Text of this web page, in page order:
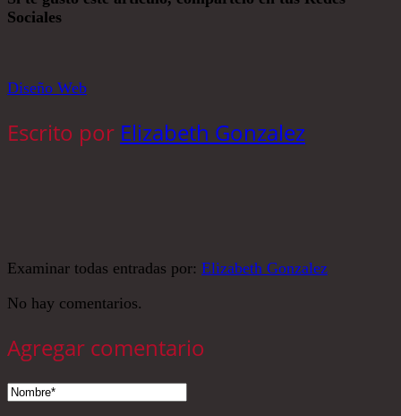
Sociales
Diseño Web
Escrito por Elizabeth Gonzalez
Examinar todas entradas por: Elizabeth Gonzalez
No hay comentarios.
Agregar comentario